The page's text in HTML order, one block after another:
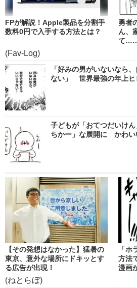
FPが解説！Apple製品を分割手
数料0円で入手する方法とは？
(Fav-Log)
勇者
ん、
て……
「好みの男がいないなら
ない」 世界最強の年上ヒ
子どもが「おてつだいけ
ちかー」な展開に かわい
【その発想はなかった】猛暑の
東京、意外な場所にドキッとす
る広告が出現！
(ねとらぼ)
「
方法
漫画